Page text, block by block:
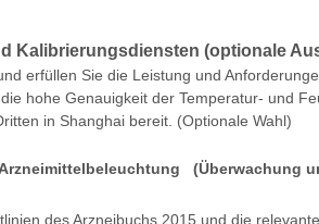
Kalibrierungsdiensten (optionale
erfüllen Sie die Leistung und
hohe Genauigkeit der Temperatur- und
in Shanghai bereit. (Optionale Wahl)
(Überwachung
des Arzneibuchs 2015 und die